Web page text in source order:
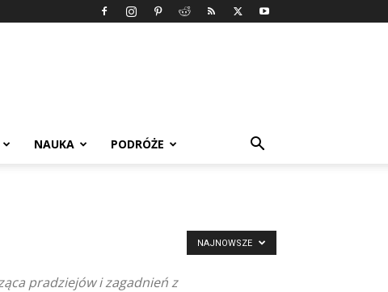
NAUKA PODRÓŻE
pradziejów i zagadnień z
NAJNOWSZE